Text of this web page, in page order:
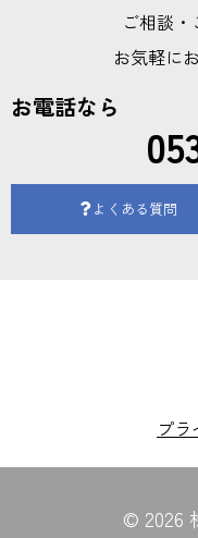
ご相談・
お気軽に
お電話なら
よくある質問
プ
© 2026